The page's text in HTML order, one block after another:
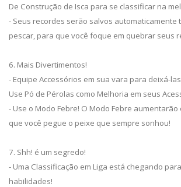
De Construção de Isca para se classificar na
- Seus recordes serão salvos automaticamente
pescar, para que você foque em quebrar seus
6. Mais Divertimentos!
- Equipe Accessórios em sua vara para deixá-
Use Pó de Pérolas como Melhoria em seus
- Use o Modo Febre! O Modo Febre
que você pegue o peixe que sempre sonhou!
7. Shh! é um segredo!
- Uma Classificação em Liga está chegando
habilidades!